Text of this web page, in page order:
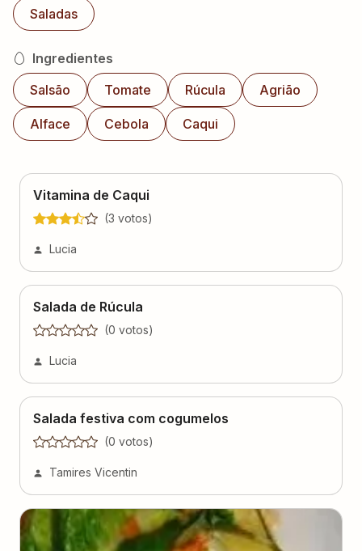
Saladas
Ingredientes
Salsão
Tomate Rúcula Agrião
Alface Cebola Caqui
Vitamina de Caqui
(3 votos)
Lucia
Salada de Rúcula
(0 votos)
Lucia
Salada festiva com cogumelos
(0 votos)
Tamires Vicentin